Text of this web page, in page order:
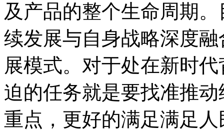
及产品的整个生命周期
续发展与自身战略深度
展模式。对于处在新时
迫的任务就是要找准推
重点，更好的满足满足